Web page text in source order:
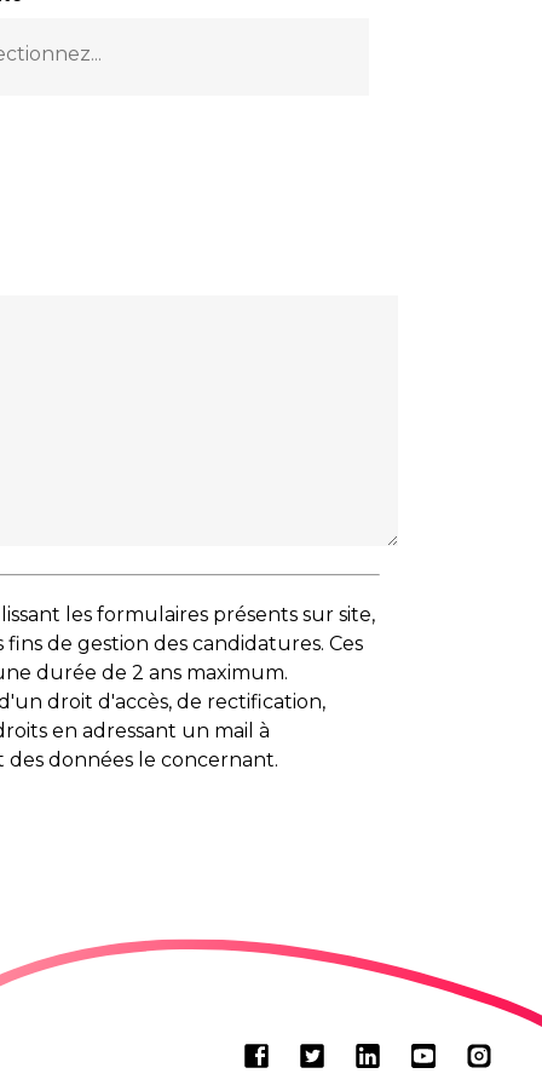
les formulaires présents sur site,
de gestion des candidatures. Ces
durée de 2 ans maximum.
droit d'accès, de rectification,
en adressant un mail à
des données le concernant.
FacebookTwitterLinkedInYoutube